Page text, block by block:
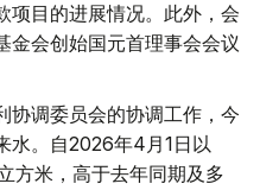
项目的进展情况。此外，会
金会创始国元首理事会会议
协调委员会的协调工作，今
水。自2026年4月1日以
方米，高于去年同期及多